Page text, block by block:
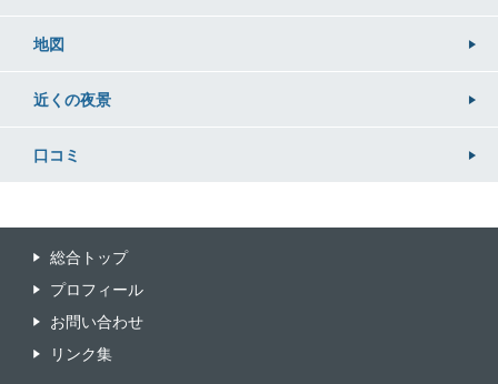
地図
近くの夜景
口コミ
総合トップ
プロフィール
お問い合わせ
リンク集